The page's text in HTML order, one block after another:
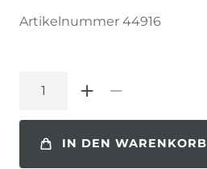
Artikelnummer 44916
IN DEN WARENKORB